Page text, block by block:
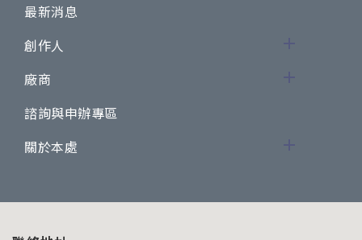
最新消息
創作人
廠商
諮詢與申辦專區
關於本處